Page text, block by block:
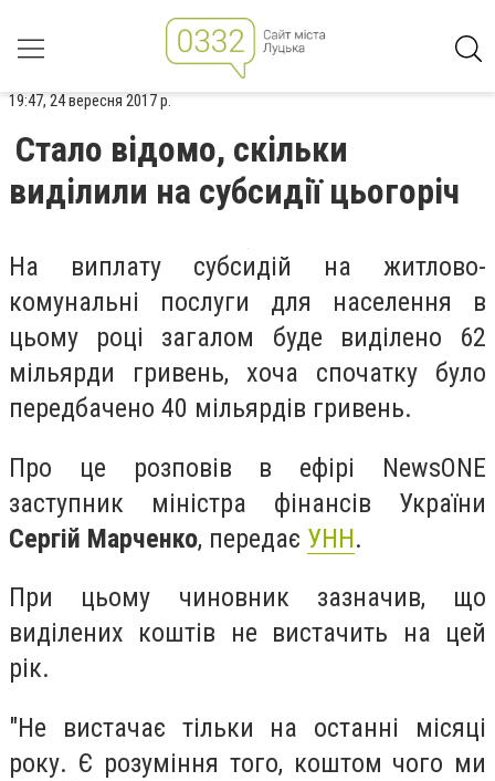
19:47, 24 вересня 2017 р.
Стало відомо, скільки
виділили на субсидії цьогоріч
На виплату субсидій на житлово-
комунальні послуги для населення в
цьому році загалом буде виділено 62
мільярди гривень, хоча спочатку було
передбачено 40 мільярдів гривень.
Про це розповів в ефірі NewsONE
заступник міністра фінансів України
Сергій Марченко, передає УНН.
При цьому чиновник зазначив, що
виділених коштів не вистачить на цей
рік.
"Не вистачає тільки на останні місяці
року. Є розуміння того, коштом чого ми